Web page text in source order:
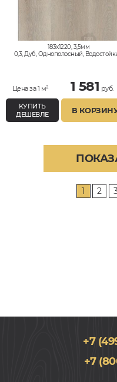
183x1220, 3,5мм
0,3, Дуб, Однополосный,
Цена за 1 м² 1 581 руб.
КУПИТЬ
ДЕШЕВЛЕ
В
1 2
+7
+7